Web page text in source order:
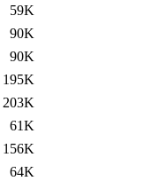
59K
90K
90K
195K
203K
61K
156K
64K